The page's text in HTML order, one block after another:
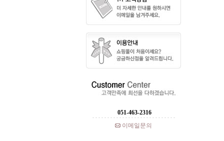
051-463-2316
이메일문의